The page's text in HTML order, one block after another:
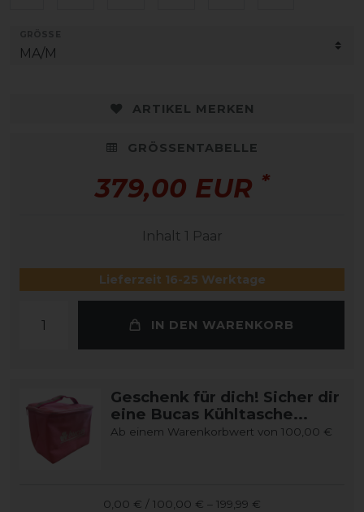
ARTIKEL MERKEN
GRÖSSENTABELLE
379,00 EUR *
Inhalt 1 Paar
Lieferzeit 16-25 Werktage
IN DEN WARENKORB
Geschenk für dich! Sicher dir
eine Bucas Kühltasche...
Ab einem Warenkorbwert von 100,00 €
0,00 € / 100,00 € – 199,99 €